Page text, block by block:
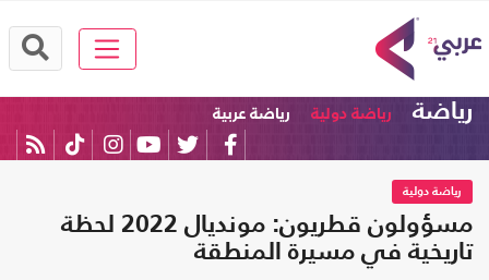
رياضة رياضة دولية رياضة عربية
رياضة دولية
مسؤولون قطريون: مونديال 2022 لحظة
تاريخية في مسيرة المنطقة